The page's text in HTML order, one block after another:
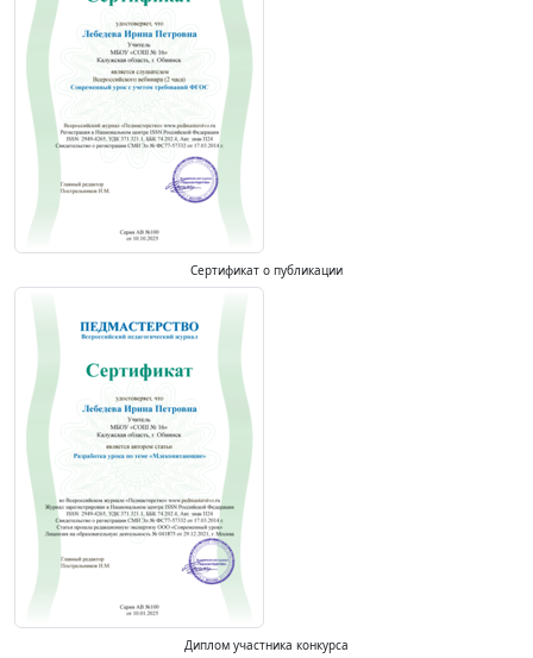
Сертификат о публикации
Диплом участника конкурса